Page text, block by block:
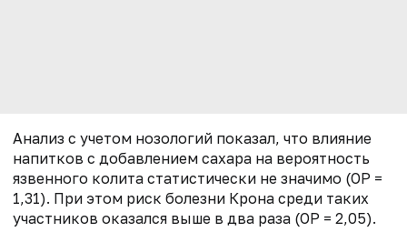
Анализ с учетом нозологий показал, что влияние
напитков с добавлением сахара на вероятность
язвенного колита статистически не значимо (ОР =
1,31). При этом риск болезни Крона среди таких
участников оказался выше в два раза (ОР = 2,05).